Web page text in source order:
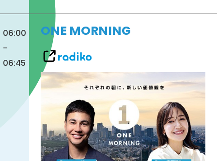
06:00
-
06:45
ONE MORNING